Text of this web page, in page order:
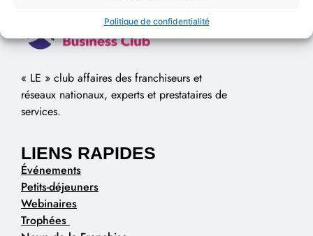
Politique de confidentialité
« LE » club affaires des franchiseurs et
réseaux nationaux, experts et prestataires de
services.
LIENS RAPIDES
Événements
Petits-déjeuners
Webinaires
Trophées